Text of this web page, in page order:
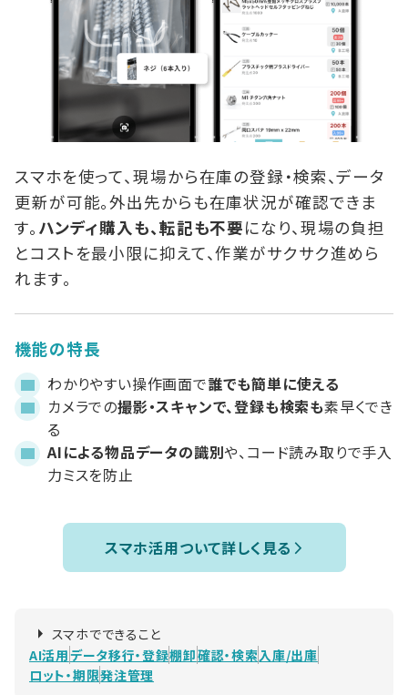
スマホを使って、現場から在庫の登録・検索、データ
更新が可能。外出先からも在庫状況が確認できま
す。 ハンディ購入も、転記も不要になり、現場の負担
とコストを最小限に抑えて、作業がサクサク進めら
れます。
機能の特長
わかりやすい操作画面で誰でも簡単に使える
カメラでの撮影・スキャンで、登録も検索も素早くでき
る
AIによる物品データの識別や、コード読み取りで手入
力ミスを防止
スマホ活用ついて詳しく見る
スマホでできること
AI活用データ移行・登録棚卸確認・検索入庫/出庫
ロット・期限発注管理